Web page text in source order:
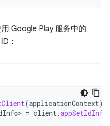
Google Play 服务中的
：
(applicationContext)
= client.appSetIdInfo